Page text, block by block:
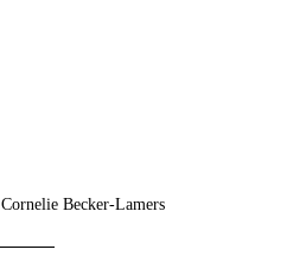
Cornelie Becker-Lamers